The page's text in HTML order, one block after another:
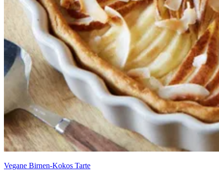
Vegane Birnen-Kokos Tarte